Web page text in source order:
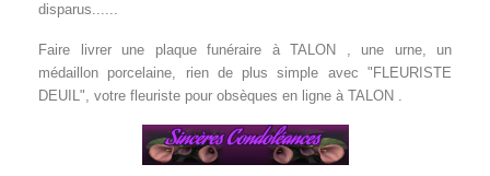
disparus......
Faire livrer une plaque funéraire à TALON , une urne, un
médaillon porcelaine, rien de plus simple avec "FLEURISTE
DEUIL", votre fleuriste pour obsèques en ligne à TALON .